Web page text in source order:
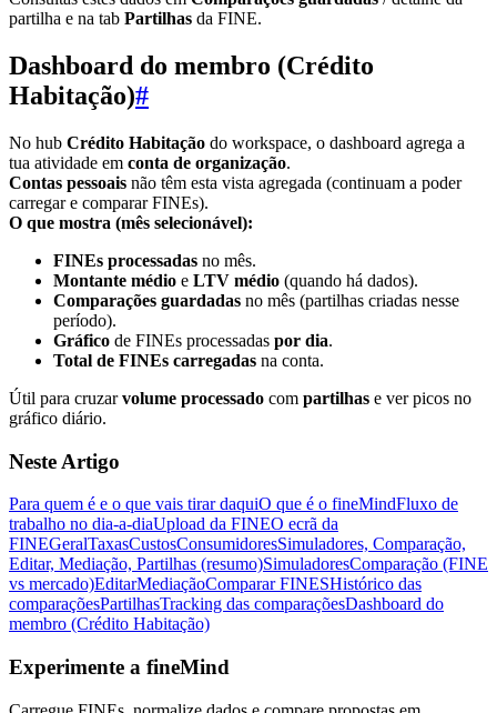
partilha e na tab Partilhas da FINE.
Dashboard do membro (Crédito
Habitação)#
No hub Crédito Habitação do workspace, o dashboard agrega a
tua atividade em conta de organização.
Contas pessoais não têm esta vista agregada (continuam a poder
carregar e comparar FINEs).
O que mostra (mês selecionável):
FINEs processadas no mês.
Montante médio e LTV médio (quando há dados).
Comparações guardadas no mês (partilhas criadas nesse
período).
Gráfico de FINEs processadas por dia.
Total de FINEs carregadas na conta.
Útil para cruzarvolume processado com partilhas e ver picos no
gráfico diário.
Neste Artigo
Para quem é e o que vais tirar daquiO que é o fineMindFluxo de
trabalho no dia-a-diaUpload da FINEO ecrã da
FINEGeralTaxasCustosConsumidoresSimuladores, Comparação,
Editar, Mediação, Partilhas (resumo)SimuladoresComparação (FINE
vs mercado)EditarMediaçãoComparar FINESHistórico das
comparaçõesPartilhasTracking das comparaçõesDashboard do
membro (Crédito Habitação)
Experimente a fineMind